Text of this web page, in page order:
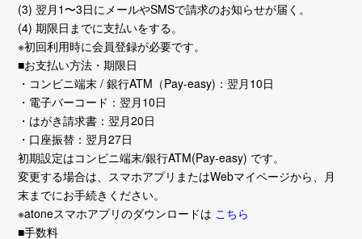
(3) 翌月1〜3日にメールやSMSで請求のお知らせが届く。
(4) 期限日までに支払いをする。
※初回利用時に会員登録が必要です。
■お支払い方法・期限日
・コンビニ端末 / 銀行ATM（Pay-easy)：翌月10日
・電子バーコード：翌月10日
・はがき請求書：翌月20日
・口座振替：翌月27日
初期設定はコンビニ端末/銀行ATM(Pay-easy) です。
変更する場合は、スマホアプリまたはWebマイページから、月
末までにお手続きください。
※atoneスマホアプリのダウンロードは こちら
■手数料